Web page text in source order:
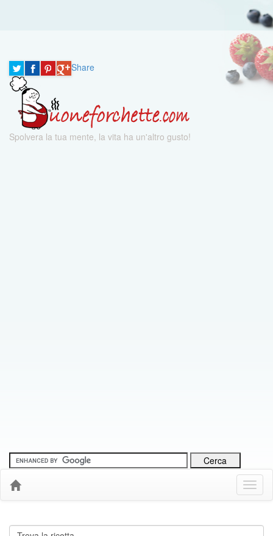
Share
Spolvera la tua mente, la vita ha un'altro gusto!
Menu
Down
Cerca